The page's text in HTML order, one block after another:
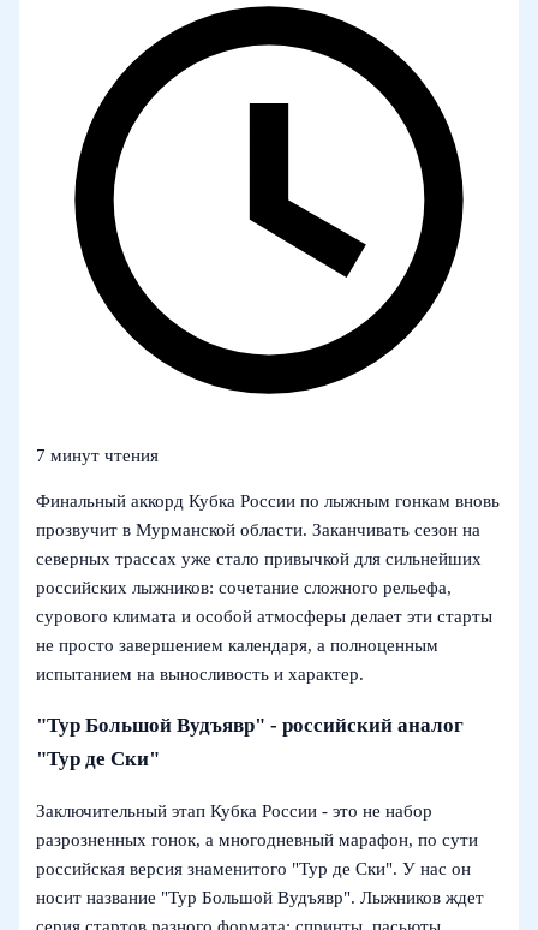
7 минут чтения
Финальный аккорд Кубка России по лыжным гонкам вновь
прозвучит в Мурманской области. Заканчивать сезон на
северных трассах уже стало привычкой для сильнейших
российских лыжников: сочетание сложного рельефа,
сурового климата и особой атмосферы делает эти старты
не просто завершением календаря, а полноценным
испытанием на выносливость и характер.
"Тур Большой Вудъявр" - российский аналог
"Тур де Ски"
Заключительный этап Кубка России - это не набор
разрозненных гонок, а многодневный марафон, по сути
российская версия знаменитого "Тур де Ски". У нас он
носит название "Тур Большой Вудъявр". Лыжников ждет